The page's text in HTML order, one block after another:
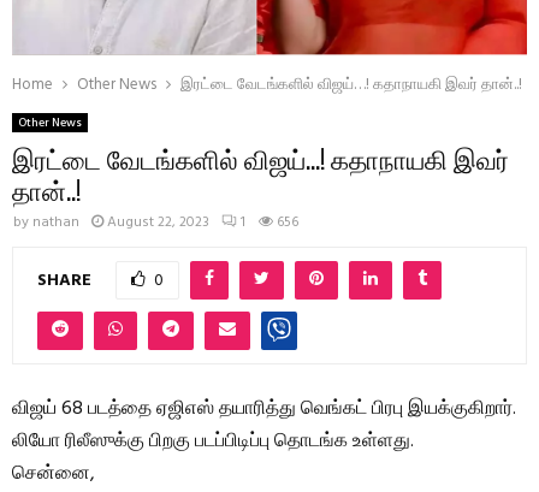
Home Other News இரட்டை வேடங்களில் விஜய்…! கதாநாயகி இவர் தான்..!
Other News
இரட்டை வேடங்களில் விஜய்…! கதாநாயகி இவர்
தான்..!
by nathan August 22, 2023 1 656
SHARE 0
விஜய் 68 படத்தை ஏஜிஎஸ் தயாரித்து வெங்கட் பிரபு இயக்குகிறார்.
லியோ ரிலீஸுக்கு பிறகு படப்பிடிப்பு தொடங்க உள்ளது.
சென்னை,